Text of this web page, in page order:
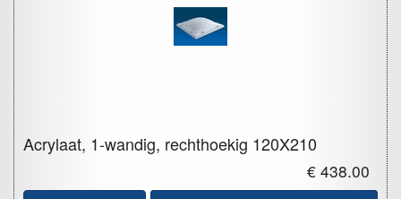
Acrylaat, 1-wandig, rechthoekig 120X210
€ 438.00